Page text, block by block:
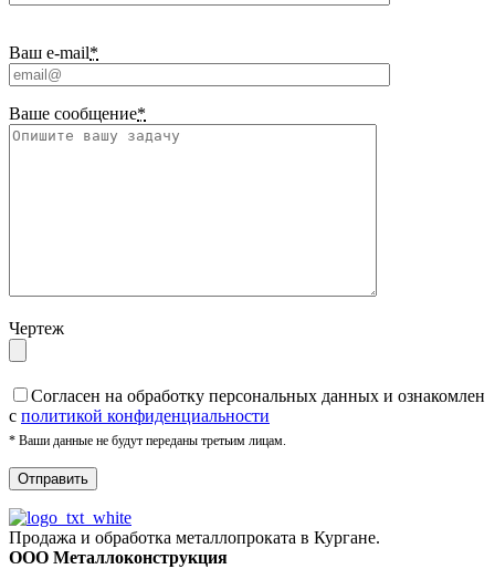
Ваш e-mail*
Ваше сообщение*
Чертеж
Cогласен на обработку персональных данных и ознакомлен
с политикой конфиденциальности
* Ваши данные не будут переданы третьим лицам.
Продажа и обработка металлопроката в Кургане.
ООО Металлоконструкция